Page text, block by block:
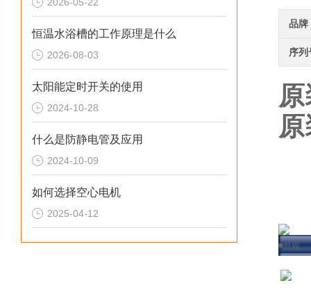
恒温水浴槽的工作原理是什么
2026-08-03
太阳能定时开关的使用
2024-10-28
什么是防静电管及应用
2024-10-09
如何选择空心电机
2025-04-12
品牌
序列
■外观